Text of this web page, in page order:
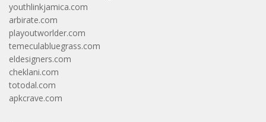
youthlinkjamica.com
arbirate.com
playoutworlder.com
temeculabluegrass.com
eldesigners.com
cheklani.com
totodal.com
apkcrave.com